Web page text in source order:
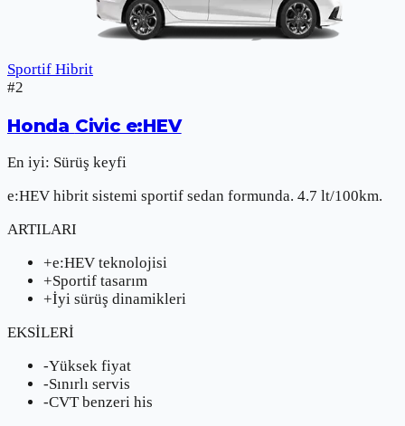
Sportif Hibrit
#2
Honda Civic e:HEV
En iyi: Sürüş keyfi
e:HEV hibrit sistemi sportif sedan formunda. 4.7 lt/100km.
ARTILARI
+e:HEV teknolojisi
+Sportif tasarım
+İyi sürüş dinamikleri
EKSİLERİ
-Yüksek fiyat
-Sınırlı servis
-CVT benzeri his